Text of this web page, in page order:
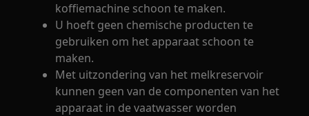
koffiemachine schoon te maken.
U hoeft geen chemische producten te
gebruiken om het apparaat schoon te
maken.
Met uitzondering van het melkreservoir
kunnen geen van de componenten van het
apparaat in de vaatwasser worden